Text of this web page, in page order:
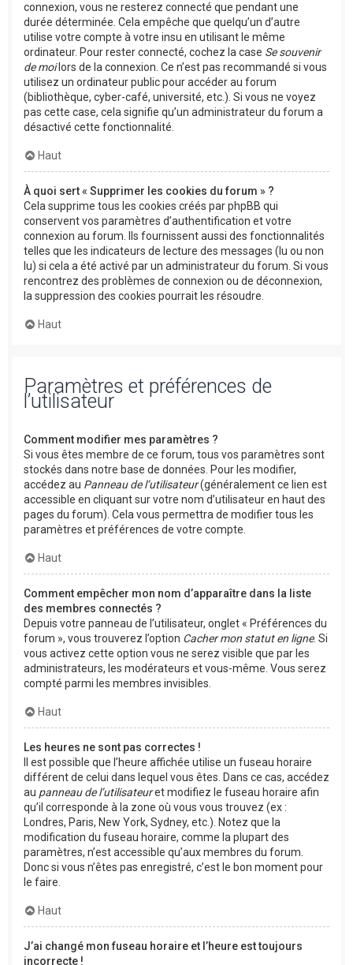
connexion, vous ne resterez connecté que pendant une
durée déterminée. Cela empêche que quelqu’un d’autre
utilise votre compte à votre insu en utilisant le même
ordinateur. Pour rester connecté, cochez la case Se souvenir
de moilors de la connexion. Ce n’est pas recommandé si vous
utilisez un ordinateur public pour accéder au forum
(bibliothèque, cyber-café, université, etc.). Si vous ne voyez
pas cette case, cela signifie qu’un administrateur du forum a
désactivé cette fonctionnalité.
Haut
À quoi sert « Supprimer les cookies du forum » ?
Cela supprime tous les cookies créés par phpBB qui
conservent vos paramètres d’authentification et votre
connexion au forum. Ils fournissent aussi des fonctionnalités
telles que les indicateurs de lecture des messages (lu ou non
lu) si cela a été activé par un administrateur du forum. Si vous
rencontrez des problèmes de connexion ou de déconnexion,
la suppression des cookies pourrait les résoudre.
Haut
Paramètres et préférences de
l’utilisateur
Comment modifier mes paramètres ?
Si vous êtes membre de ce forum, tous vos paramètres sont
stockés dans notre base de données. Pour les modifier,
accédez au Panneau de l’utilisateur(généralement ce lien est
accessible en cliquant sur votre nom d’utilisateur en haut des
pages du forum). Cela vous permettra de modifier tous les
paramètres et préférences de votre compte.
Haut
Comment empêcher mon nom d’apparaître dans la liste
des membres connectés ?
Depuis votre panneau de l’utilisateur, onglet « Préférences du
forum », vous trouverez l’option Cacher mon statut en ligne. Si
vous activez cette option vous ne serez visible que par les
administrateurs, les modérateurs et vous-même. Vous serez
compté parmi les membres invisibles.
Haut
Les heures ne sont pas correctes !
Il est possible que l’heure affichée utilise un fuseau horaire
différent de celui dans lequel vous êtes. Dans ce cas, accédez
au panneau de l’utilisateuret modifiez le fuseau horaire afin
qu’il corresponde à la zone où vous vous trouvez (ex :
Londres, Paris, New York, Sydney, etc.). Notez que la
modification du fuseau horaire, comme la plupart des
paramètres, n’est accessible qu’aux membres du forum.
Donc si vous n’êtes pas enregistré, c’est le bon moment pour
le faire.
Haut
J’ai changé mon fuseau horaire et l’heure est toujours
incorrecte !